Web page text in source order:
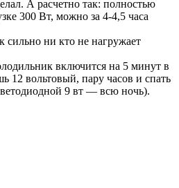
А расчетно так: полностью
300 Вт, можно за 4-4,5 часа
сильно ни кто не нагружает
включится на 5 минут в
12 вольтовый, пару часов и спать
9 вт — всю ночь).